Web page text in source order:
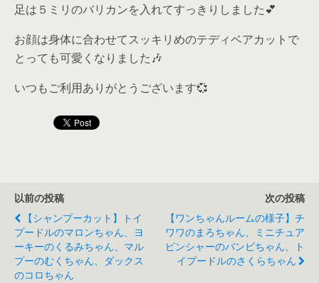
足は５ミリのバリカンを入れてすっきりしました💕
お顔は身体に合わせてスッキリめのテディベアカットで
とっても可愛くなりました🎶
いつもご利用ありがとうございます💞
以前の投稿
【シャンプーカット】トイ
プードルのマロンちゃん、ヨ
ーキーのくるみちゃん、マル
プーのむくちゃん、ダックス
のコロちゃん
次の投稿
【ワンちゃんルームの様子】チ
ワワのまろちゃん、ミニチュア
ピンシャーのバンビちゃん、ト
イプードルのさくらちゃん